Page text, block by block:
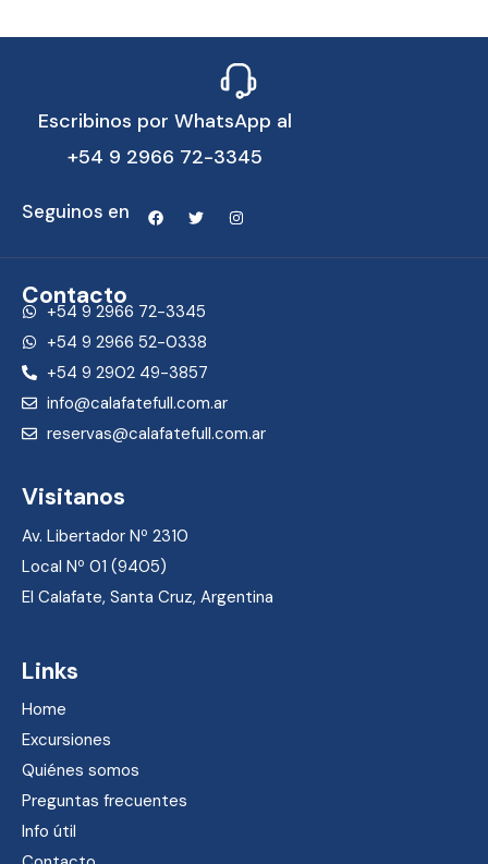
Escribinos por WhatsApp al
+54 9 2966 72-3345
Seguinos en
Contacto
+54 9 2966 72-3345
+54 9 2966 52-0338
+54 9 2902 49-3857
info@calafatefull.com.ar
reservas@calafatefull.com.ar
Visitanos
Av. Libertador Nº 2310
Local Nº 01 (9405)
El Calafate, Santa Cruz, Argentina
Links
Home
Excursiones
Quiénes somos
Preguntas frecuentes
Info útil